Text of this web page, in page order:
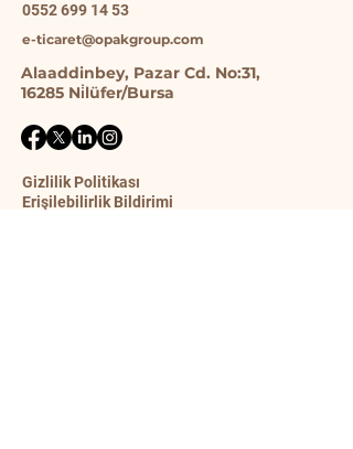
0552 699 14 53
e-ticaret@opakgroup.com
Alaaddinbey, Pazar Cd. No:31,
16285 Ni̇lüfer/Bursa
Gizlilik Politikası
Erişilebilirlik Bildirimi